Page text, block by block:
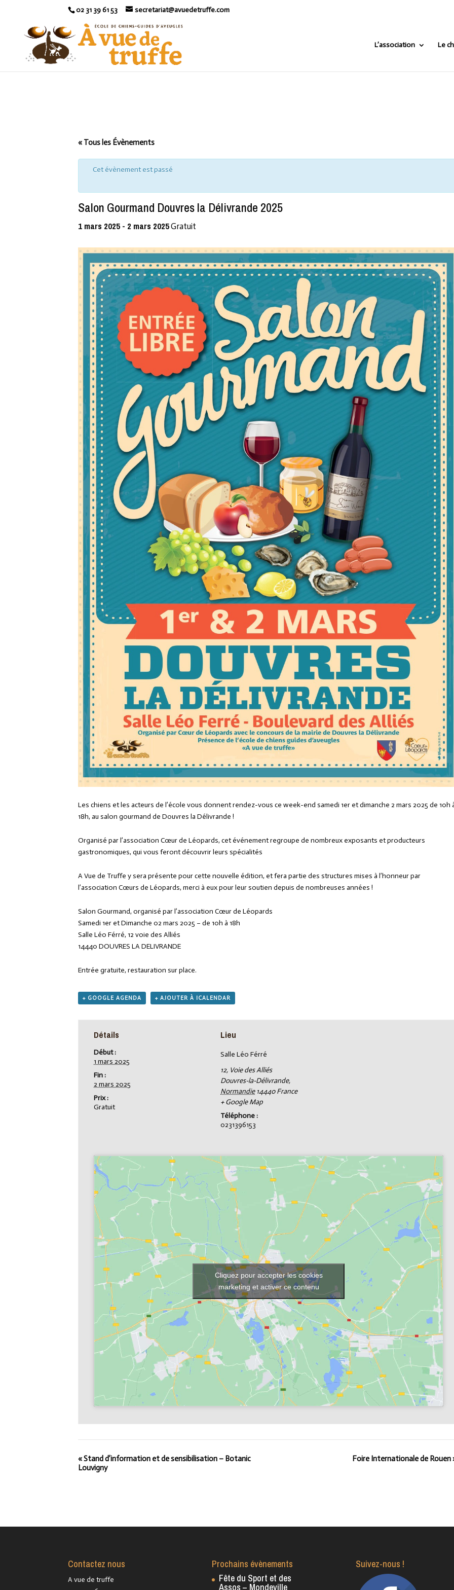
02 31 39 61 53 secretariat@avuedetruffe.com
L’association Le
« Tous les Évènements
Cet évènement est passé
Salon Gourmand Douvres la Délivrande 2025
1 mars 2025 - 2 mars 2025Gratuit
Les chiens et les acteurs de l’école vous donnent rendez-vous ce week-end samedi 1er et dimanche 2 mars 2025 de 10h
18h, au salon gourmand de Douvres la Délivrande !
Organisé par l’association Cœur de Léopards, cet événement regroupe de nombreux exposants et producteurs
gastronomiques, qui vous feront découvrir leurs spécialités
A Vue de Truffe y sera présente pour cette nouvelle édition, et fera partie des structures mises à l’honneur par
l’association Cœurs de Léopards, merci à eux pour leur soutien depuis de nombreuses années !
Salon Gourmand, organisé par l’association Cœur de Léopards
Samedi 1er et Dimanche 02 mars 2025 – de 10h à 18h
Salle Léo Férré, 12 voie des Alliés
14440 DOUVRES LA DELIVRANDE
Entrée gratuite, restauration sur place.
+ GOOGLE AGENDA + AJOUTER À ICALENDAR
Détails
Début :
1 mars 2025
Fin :
2 mars 2025
Prix :
Gratuit
Lieu
Salle Léo Férré
12, Voie des Alliés
Douvres-la-Délivrande,
Normandie 14440 France
+ Google Map
Téléphone :
0231396153
Cliquez pour accepter les cookies
marketing et activer ce contenu
«Stand d’information et de sensibilisation – Botanic
Louvigny
Foire Internationale de Rouen
Contactez nous
A vue de truffe
Prochains évènements
Fête du Sport et des
Assos – Mondeville
Suivez-nous !